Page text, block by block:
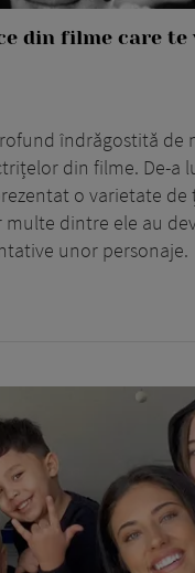
din filme care te
îndrăgostită de
din filme. De-a
o varietate de
multe dintre ele au
unor personaje.